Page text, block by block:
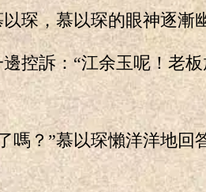
，慕以琛的眼神逐漸
訴：“江余玉呢！老板
？”慕以琛懶洋洋地回